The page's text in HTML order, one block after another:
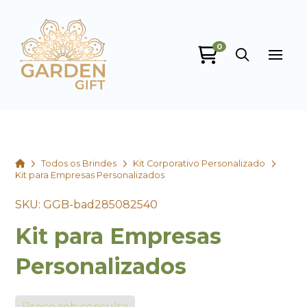
0
HomeTodos os Brindes
Kit Corporativo Personalizado
Kit para Empresas Personalizados
SKU: GGB-bad285082540
Kit para Empresas
Personalizados
Garden Gift
+55